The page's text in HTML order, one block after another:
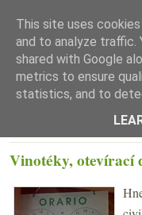
Vinotéky, otevírací
This site uses
and to analyze traffic.
shared with Google
metrics to ensure
statistics, and to